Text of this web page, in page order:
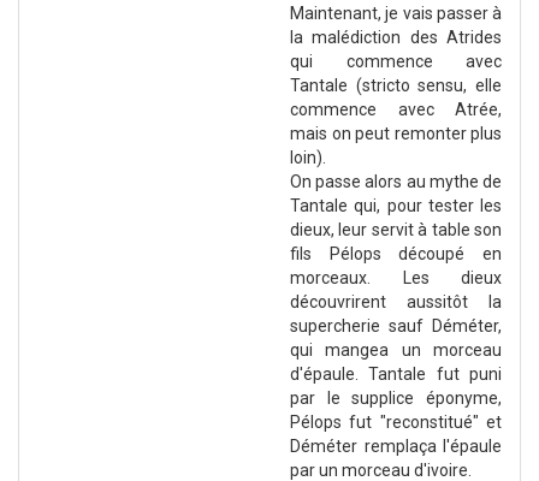
Maintenant, je vais passer à
la malédiction des Atrides
qui commence avec
Tantale (stricto sensu, elle
commence avec Atrée,
mais on peut remonter plus
loin).
On passe alors au mythe de
Tantale qui, pour tester les
dieux, leur servit à table son
fils Pélops découpé en
morceaux. Les dieux
découvrirent aussitôt la
supercherie sauf Déméter,
qui mangea un morceau
d'épaule. Tantale fut puni
par le supplice éponyme,
Pélops fut "reconstitué" et
Déméter remplaça l'épaule
par un morceau d'ivoire.